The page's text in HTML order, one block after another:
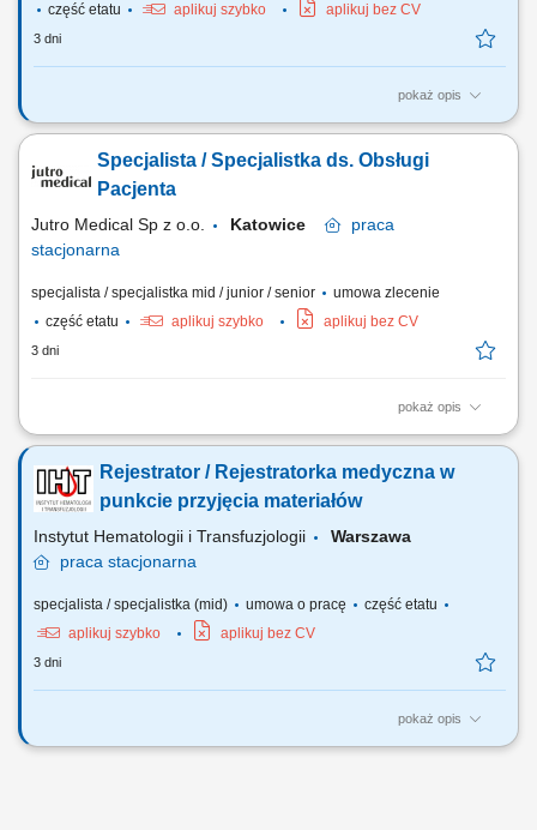
część etatu
aplikuj szybko aplikuj bez CV
3 dni
pokaż opis
Opis stanowiska: Opieka nad pacjentem w placówce:Weryfikacja
wizyt; Zbieranie deklaracji, dokumentacji medycznej oraz upoważnień
pacjentów; Wsparcie pacjentów w aplikacji:Pomoc w instalacji i
Specjalista / Specjalistka ds. Obsługi
Pacjenta
Jutro Medical Sp z o.o. Katowice
praca
stacjonarna
specjalista / specjalistka mid / junior / senior
umowa zlecenie
część etatu
aplikuj szybko aplikuj bez CV
3 dni
pokaż opis
Opis stanowiska kompleksowa obsługa Pacjentów korzystających z
harmonogramem; przyjmowanie deklaracji, dokumentacji medycznej
oraz wymaganych upoważnień; pomoc Pacjentom w korzystaniu z
Rejestrator / Rejestratorka medyczna w
punkcie przyjęcia materiałów
Instytut Hematologii i Transfuzjologii
Warszawa
praca stacjonarna
specjalista / specjalistka (mid) umowa o pracę
część etatu
aplikuj szybko
aplikuj bez CV
3 dni
pokaż opis
Poszukujemy osoby do pracy w niepełnym wymiarze czasu pracy (½